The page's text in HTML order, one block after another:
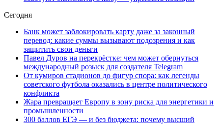
Сегодня
Банк может заблокировать карту даже за законный
перевод: какие суммы вызывают подозрения и как
защитить свои деньги
Павел Дуров на перекрёстке: чем может обернуться
международный розыск для создателя Telegram
От кумиров стадионов до фигур спора: как легенды
советского футбола оказались в центре политического
конфликта
Жара превращает Европу в зону риска для энергетики и
промышленности
300 баллов ЕГЭ — и без бюджета: почему высший